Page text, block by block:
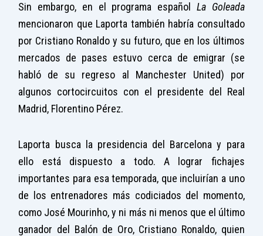
Sin embargo, en el programa español La Goleada
mencionaron que Laporta también habría consultado
por Cristiano Ronaldo y su futuro, que en los últimos
mercados de pases estuvo cerca de emigrar (se
habló de su regreso al Manchester United) por
algunos cortocircuitos con el presidente del Real
Madrid, Florentino Pérez.
Laporta busca la presidencia del Barcelona y para
ello está dispuesto a todo. A lograr fichajes
importantes para esa temporada, que incluirían a uno
de los entrenadores más codiciados del momento,
como José Mourinho, y ni más ni menos que el último
ganador del Balón de Oro, Cristiano Ronaldo, quien